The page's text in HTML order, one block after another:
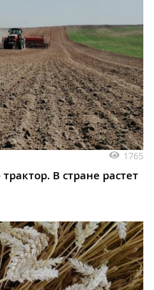
1765
В стране растет